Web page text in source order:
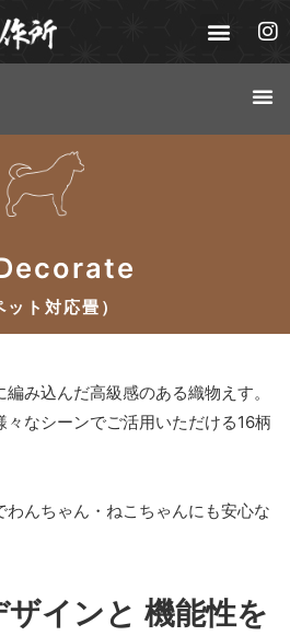
ット対応畳）
み込んだ高級感のある織物えす。
なシーンでご活用いただける16柄
んちゃん・ねこちゃんにも安心な
インと 機能性を